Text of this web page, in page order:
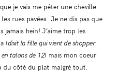
je vais me péter une cheville
rues pavées. Je ne dis pas que
jamais hein! J’aime trop les
(dixit la fille qui vient de shopper
talons de 12) mais mon coeur
du côté du plat malgré tout.